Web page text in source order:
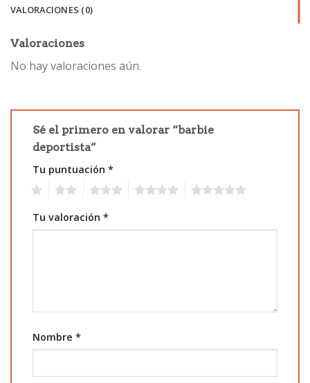
VALORACIONES (0)
Valoraciones
No hay valoraciones aún.
Sé el primero en valorar “barbie
deportista”
Tu puntuación *
Tu valoración *
Nombre *